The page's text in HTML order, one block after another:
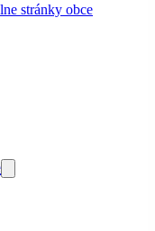
stránky obce